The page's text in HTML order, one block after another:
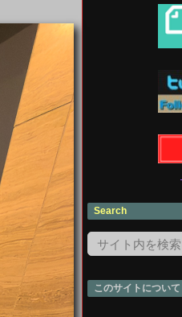
Search
このサイトについて